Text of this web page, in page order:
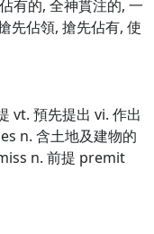
有的, 全神貫注的, 一
先佔領, 搶先佔有, 使
vt. 預先提出 vi. 作出
n. 含土地及建物的
n. 前提 premit